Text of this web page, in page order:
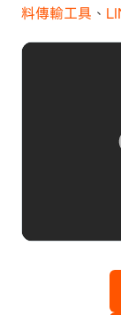
料傳輸工具 、